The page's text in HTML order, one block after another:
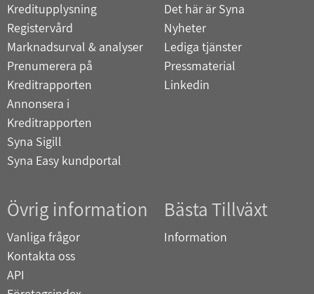
Kreditupplysning
Registervård
Marknadsurval & analyser
Prenumerera på
Kreditrapporten
Annonsera i
Kreditrapporten
Syna Sigill
Syna Easy kundportal
Det här är Syna
Nyheter
Lediga tjänster
Pressmaterial
Linkedin
Övrig information
Vanliga frågor
Kontakta oss
API
Bästa Tillväxt
Information